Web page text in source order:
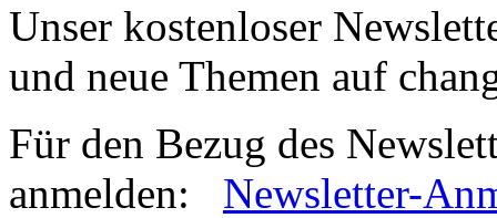
Unser kostenloser
und neue Themen auf
Für den Bezug des
anmelden: Newsletter-